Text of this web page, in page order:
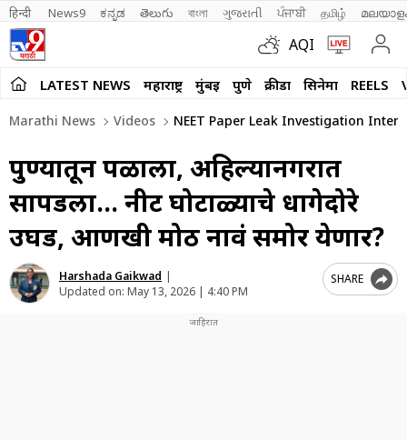
हिन्दी News9 ಕನ್ನಡ తెలుగు বাংলা ગુજરાતી ਪੰਜਾਬੀ தமிழ்
AQI
LATEST NEWS महाराष्ट्र मुंबई पुणे क्रीडा सिनेमा REELS
Marathi News Videos NEET Paper Leak Investigation
पुण्यातून पळाला, अहिल्यानगरात
सापडला… नीट घोटाळ्याचे धागेदोरे
उघड, आणखी मोठी नावं समोर येणार?
Harshada Gaikwad |
Updated on: May 13, 2026 | 4:40 PM
SHARE